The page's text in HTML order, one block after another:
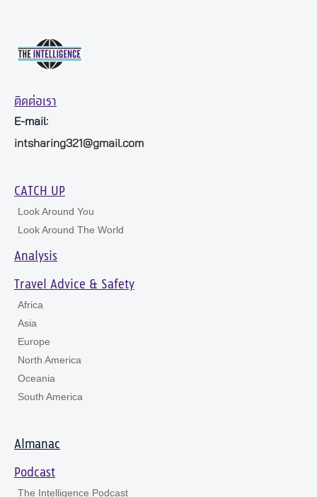
ติดต่อเรา
E-mail:
intsharing321@gmail.com
CATCH UP
Look Around You
Look Around The World
Analysis
Travel Advice & Safety
Africa
Asia
Europe
North America
Oceania
South America
Almanac
Podcast
The Intelligence Podcast